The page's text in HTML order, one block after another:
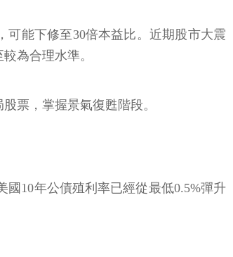
可能下修至30倍本益比。近期股市大震
為合理水準。
票，掌握景氣復甦階段。
10年公債殖利率已經從最低0.5%彈升